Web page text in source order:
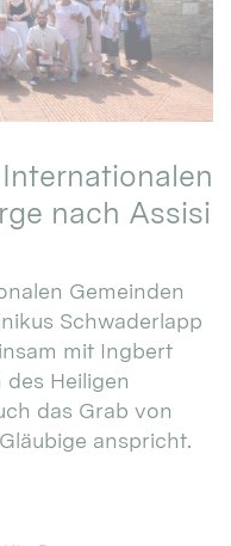
nach Assisi
Gemeinden
Schwaderlapp
mit Ingbert
Heiligen
das Grab von
anspricht.